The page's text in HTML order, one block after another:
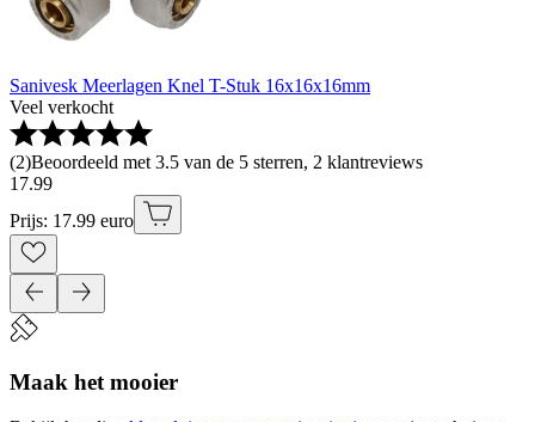
Sanivesk Meerlagen Knel T-Stuk 16x16x16mm
Veel verkocht
(2)Beoordeeld met 3.5 van de 5 sterren, 2 klantreviews
17.99
Prijs: 17.99 euro
Maak het mooier